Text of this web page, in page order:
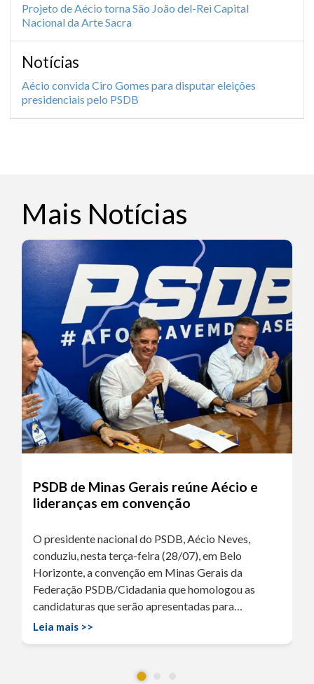
Projeto de Aécio torna São João del-Rei Capital
Nacional da Arte Sacra
Notícias
Aécio convida Ciro Gomes para disputar eleições
presidenciais pelo PSDB
Mais Notícias
PSDB de Minas Gerais reúne Aécio e
lideranças em convenção
O presidente nacional do PSDB, Aécio Neves,
conduziu, nesta terça-feira (28/07), em Belo
Horizonte, a convenção em Minas Gerais da
Federação PSDB/Cidadania que homologou as
candidaturas que serão apresentadas para…
Leia mais >>